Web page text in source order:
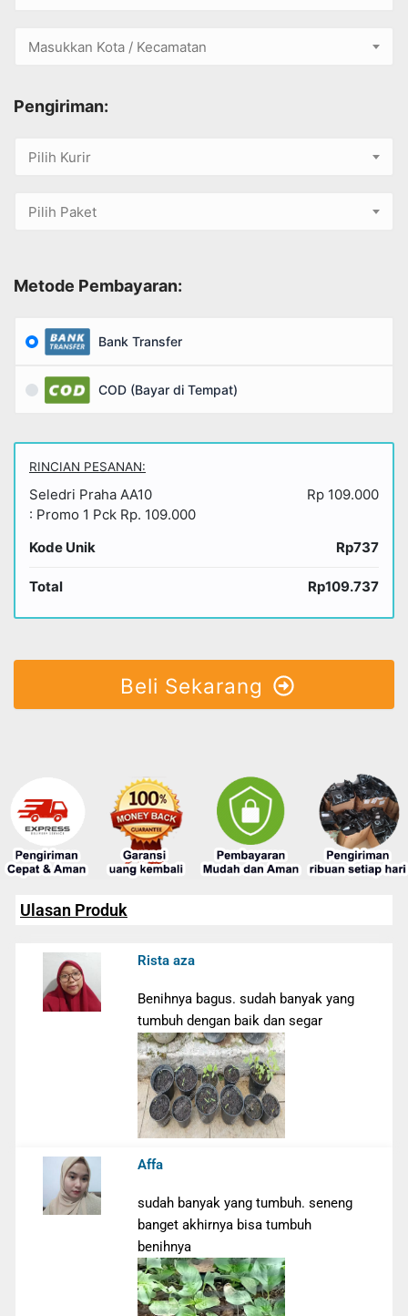
Masukkan Kota / Kecamatan
Pengiriman:
Pilih Kurir
Pilih Paket
Metode Pembayaran:
Bank Transfer
COD (Bayar di Tempat)
RINCIAN PESANAN:
Seledri Praha AA10
: Promo 1 Pck Rp. 109.000
Rp 109.000
Kode Unik Rp737
Total Rp109.737
Beli Sekarang
Ulasan Produk
Rista aza
Benihnya bagus. sudah banyak yang
tumbuh dengan baik dan segar
Affa
sudah banyak yang tumbuh. seneng
banget akhirnya bisa tumbuh
benihnya